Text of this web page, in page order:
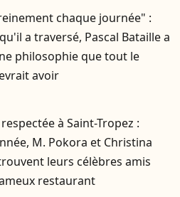
chaque journée" :
a traversé, Pascal Bataille a
philosophie que tout le
avoir
à Saint-Tropez :
M. Pokora et Christina
leurs célèbres amis
restaurant